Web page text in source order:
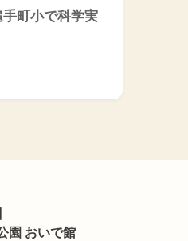
町小で科学実
園 おいで館